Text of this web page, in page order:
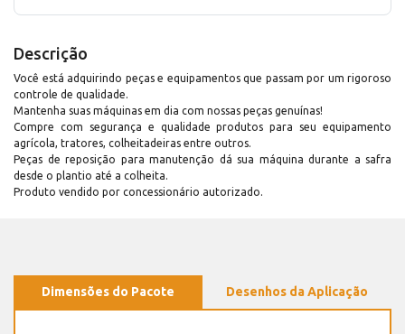
Descrição
Você está adquirindo peças e equipamentos que passam por um rigoroso
controle de qualidade.
Mantenha suas máquinas em dia com nossas peças genuínas!
Compre com segurança e qualidade produtos para seu equipamento
agrícola, tratores, colheitadeiras entre outros.
Peças de reposição para manutenção dá sua máquina durante a safra
desde o plantio até a colheita.
Produto vendido por concessionário autorizado.
Dimensões do Pacote Desenhos da Aplicação